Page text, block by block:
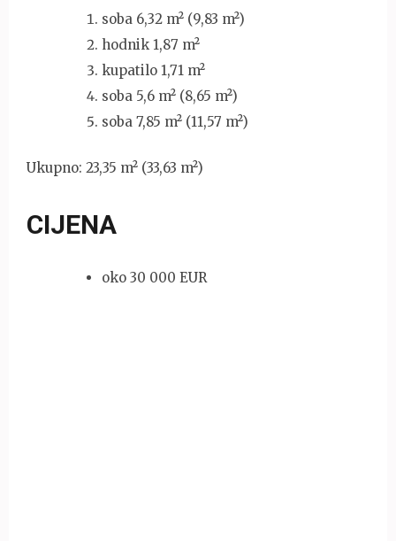
soba 6,32 m² (9,83 m²)
hodnik 1,87 m²
kupatilo 1,71 m²
soba 5,6 m² (8,65 m²)
soba 7,85 m² (11,57 m²)
Ukupno: 23,35 m² (33,63 m²)
CIJENA
oko 30 000 EUR